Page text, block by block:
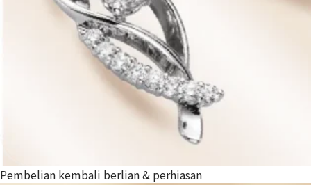
Pembelian kembali berlian & perhiasan